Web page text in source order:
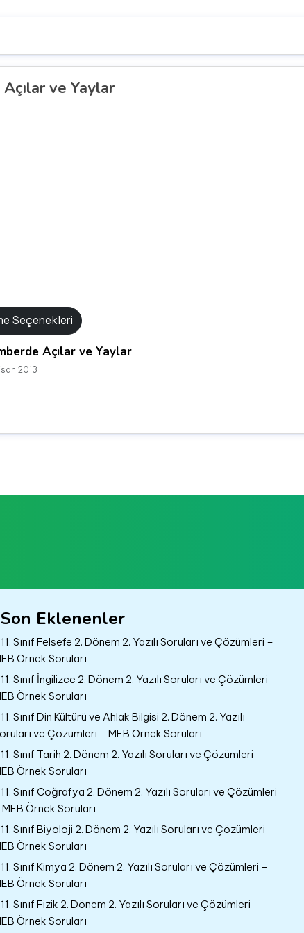
ve Yaylar
Seçenekleri
Açılar ve Yaylar
2013
Son Eklenenler
11. Sınıf Felsefe 2. Dönem 2. Yazılı Soruları ve Çözümleri –
Örnek Soruları
11. Sınıf İngilizce 2. Dönem 2. Yazılı Soruları ve Çözümleri –
Örnek Soruları
11. Sınıf Din Kültürü ve Ahlak Bilgisi 2. Dönem 2. Yazılı
ve Çözümleri – MEB Örnek Soruları
11. Sınıf Tarih 2. Dönem 2. Yazılı Soruları ve Çözümleri –
Örnek Soruları
11. Sınıf Coğrafya 2. Dönem 2. Yazılı Soruları ve Çözümleri
MEB Örnek Soruları
11. Sınıf Biyoloji 2. Dönem 2. Yazılı Soruları ve Çözümleri –
Örnek Soruları
11. Sınıf Kimya 2. Dönem 2. Yazılı Soruları ve Çözümleri –
Örnek Soruları
11. Sınıf Fizik 2. Dönem 2. Yazılı Soruları ve Çözümleri –
Örnek Soruları